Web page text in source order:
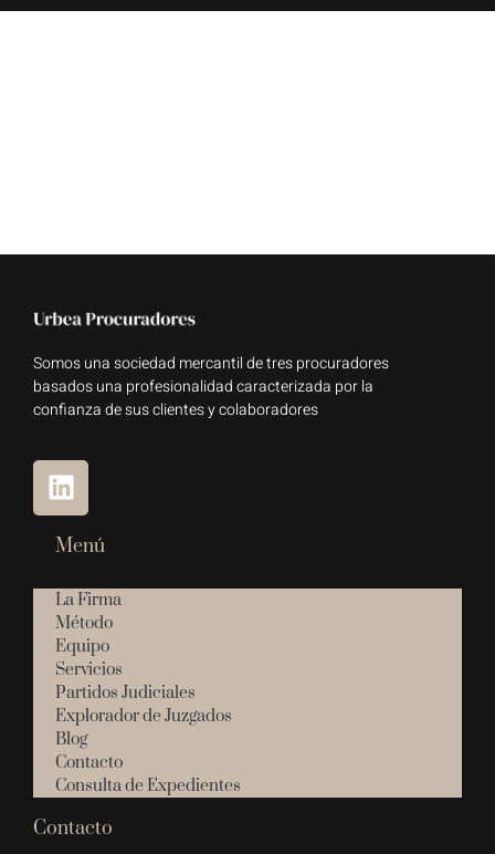
Somos una sociedad mercantil de tres procuradores
basados una profesionalidad caracterizada por la
confianza de sus clientes y colaboradores
Menú
La Firma
Método
Equipo
Servicios
Partidos Judiciales
Explorador de Juzgados
Blog
Contacto
Consulta de Expedientes
Contacto